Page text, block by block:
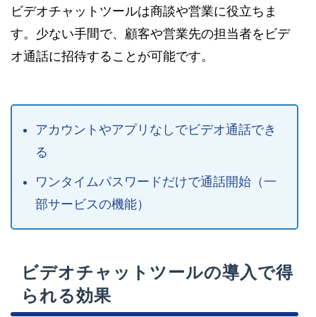
ビデオチャットツールは商談や営業に役立ちま
す。少ない手間で、顧客や営業先の担当者をビデ
オ通話に招待することが可能です。
アカウントやアプリなしでビデオ通話でき
る
ワンタイムパスワードだけで通話開始（一
部サービスの機能）
ビデオチャットツールの導入で得
られる効果